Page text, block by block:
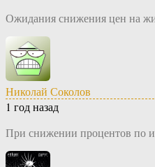
Ожидания снижения цен на
Николай Соколов
1 год назад
При снижении процентов по